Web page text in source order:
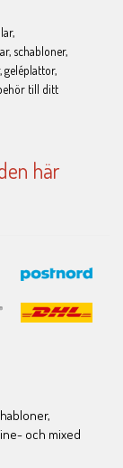
schabloner,
till ditt
här
och mixed